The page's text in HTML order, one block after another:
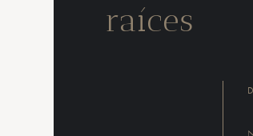
raíces